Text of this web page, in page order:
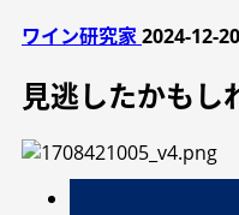
ワイン研究家2024-12-20
見逃したかもし